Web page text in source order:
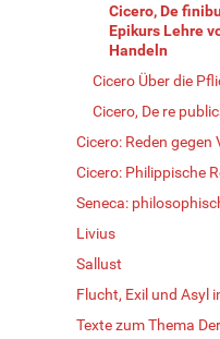
Cicero, De
Epikurs Lehre
Handeln
Cicero Über die
Cicero, De re
Cicero: Reden gegen
Cicero: Philippische
Seneca:
Livius
Sallust
Flucht, Exil und Asyl
Texte zum Thema